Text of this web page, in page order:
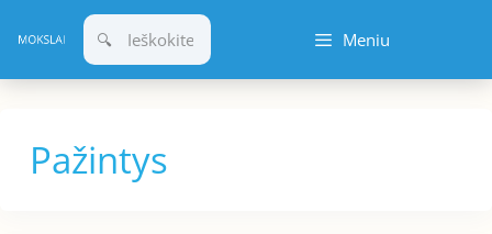
prie
turinio
Meniu
Pažintys